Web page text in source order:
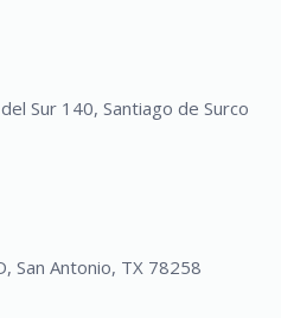
Sur 140, Santiago de Surco
San Antonio, TX 78258